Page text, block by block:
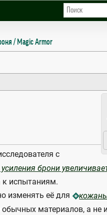
/ Magic Armor
с
брони
к испытаниям.
изменять её для
обычных материалов, а не